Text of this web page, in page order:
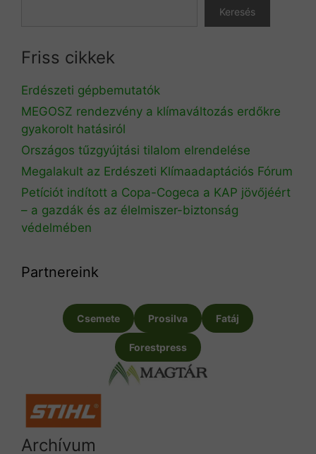
Keresés
Friss cikkek
Erdészeti gépbemutatók
MEGOSZ rendezvény a klímaváltozás erdőkre
gyakorolt hatásiról
Országos tűzgyújtási tilalom elrendelése
Megalakult az Erdészeti Klímaadaptációs Fórum
Petíciót indított a Copa-Cogeca a KAP jövőjéért
– a gazdák és az élelmiszer-biztonság
védelmében
Partnereink
Csemete Prosilva Fatáj
Forestpress
Archívum